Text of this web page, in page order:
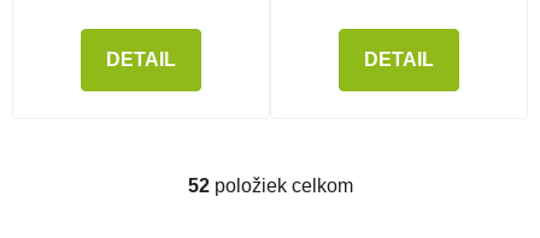
DETAIL DETAIL
Ovládacie prvky výpisu
52položiek celkom